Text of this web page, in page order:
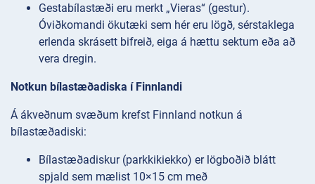
Gestabílastæði eru merkt „Vieras“ (gestur).
Óviðkomandi ökutæki sem hér eru lögð, sérstaklega
erlenda skrásett bifreið, eiga á hættu sektum eða að
vera dregin.
Notkun bílastæðadiska í Finnlandi
Á ákveðnum svæðum krefst Finnland notkun á
bílastæðadiski:
Bílastæðadiskur (parkkikiekko) er lögboðið blátt
spjald sem mælist 10×15 cm með